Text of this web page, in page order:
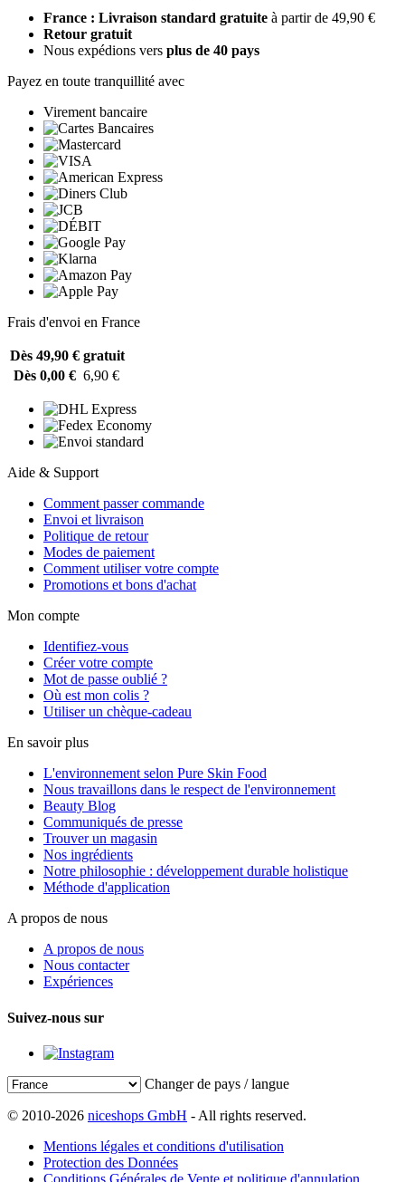
France : Livraison standard gratuite à partir de 49,90 €
Retour gratuit
Nous expédions vers plus de 40 pays
Payez en toute tranquillité avec
Virement bancaire
Frais d'envoi en France
Dès 49,90 € gratuit
Dès 0,00 € 6,90 €
Aide & Support
Comment passer commande
Envoi et livraison
Politique de retour
Modes de paiement
Comment utiliser votre compte
Promotions et bons d'achat
Mon compte
Identifiez-vous
Créer votre compte
Mot de passe oublié ?
Où est mon colis ?
Utiliser un chèque-cadeau
En savoir plus
L'environnement selon Pure Skin Food
Nous travaillons dans le respect de l'environnement
Beauty Blog
Communiqués de presse
Trouver un magasin
Nos ingrédients
Notre philosophie : développement durable holistique
Méthode d'application
A propos de nous
A propos de nous
Nous contacter
Expériences
Suivez-nous sur
Changer de pays / langue
© 2010-2026 niceshops GmbH - All rights reserved.
Mentions légales et conditions d'utilisation
Protection des Données
Conditions Générales de Vente et politique d'annulation